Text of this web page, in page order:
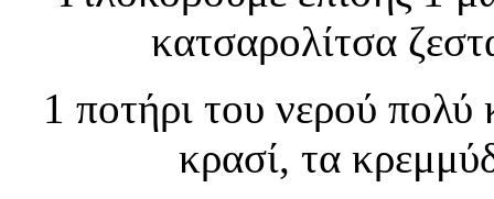
κατσαρολίτσα
1 ποτήρι του νερού πολύ
κρασί, τα